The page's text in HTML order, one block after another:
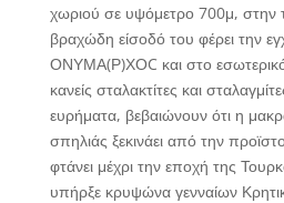
χωριού σε υψόμετρο 700μ, στην
βραχώδη είσοδό του φέρει την
ΟΝΥΜΑ(Ρ)ΧΟC και στο
κανείς σταλακτίτες και
ευρήματα, βεβαιώνουν ότι η
σπηλιάς ξεκινάει από την
φτάνει μέχρι την εποχή της
υπήρξε κρυψώνα γενναίων